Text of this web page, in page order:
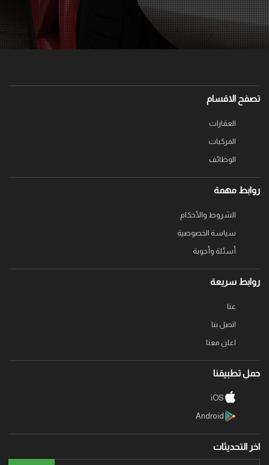
تصفح الاقسام
العقارات
المركبات
الوظائف
روابط مهمة
الشروط والأحكام
سياسة الخصوصية
أسئلة وأجوبة
روابط سريعة
عنا
اتصل بنا
اعلن معنا
حمل تطبيقنا
اخر التحديثات